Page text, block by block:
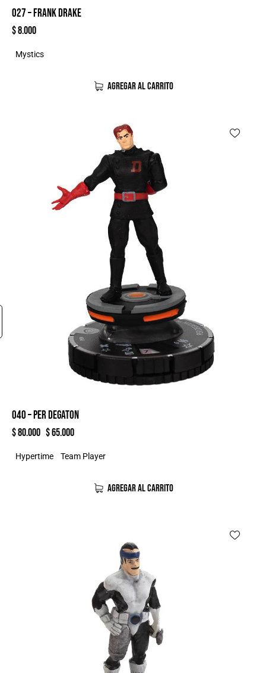
027 – FRANK DRAKE
$8.000
Mystics
AGREGAR AL CARRITO
040 – PER DEGATON
$80.000 $65.000
Hypertime Team Player
AGREGAR AL CARRITO